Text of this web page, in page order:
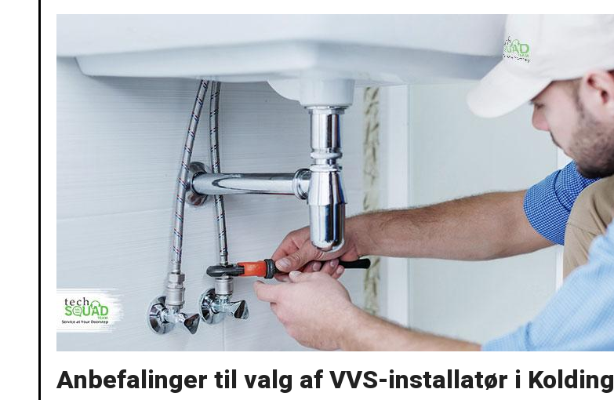
Anbefalinger til valg af VVS-installatør i Kolding